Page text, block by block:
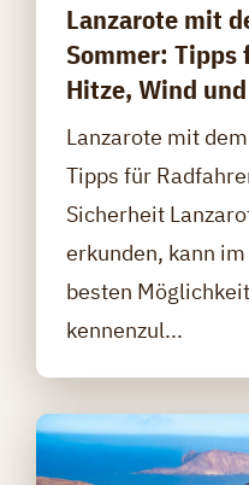
Lanzarote mit
Sommer: Tipps
Hitze, Wind
Lanzarote mit
Tipps für
Sicherheit
erkunden, kann
besten
kennenzul...